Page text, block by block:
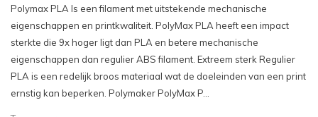
Polymax PLA Is een filament met uitstekende mechanische
eigenschappen en printkwaliteit. PolyMax PLA heeft een impact
sterkte die 9x hoger ligt dan PLA en betere mechanische
eigenschappen dan regulier ABS filament. Extreem sterk Regulier
PLA is een redelijk broos materiaal wat de doeleinden van een print
ernstig kan beperken. Polymaker PolyMax P...